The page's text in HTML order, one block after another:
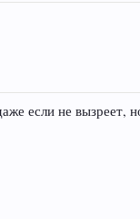
если не вызреет,